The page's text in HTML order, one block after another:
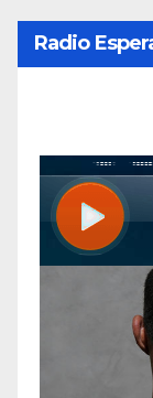
Radio